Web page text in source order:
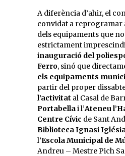
A diferència d’ahir, el
convidat a reprogramar
dels equipaments que
estrictament
inauguració del
Ferro, sinó que
els equipaments
partir del proper
l’activitat al Casal de
Portabellai l’Ateneu
Centre Cívic de Sant
Biblioteca Ignasi
l’Escola Municipal de
Andreu – Mestre Pich